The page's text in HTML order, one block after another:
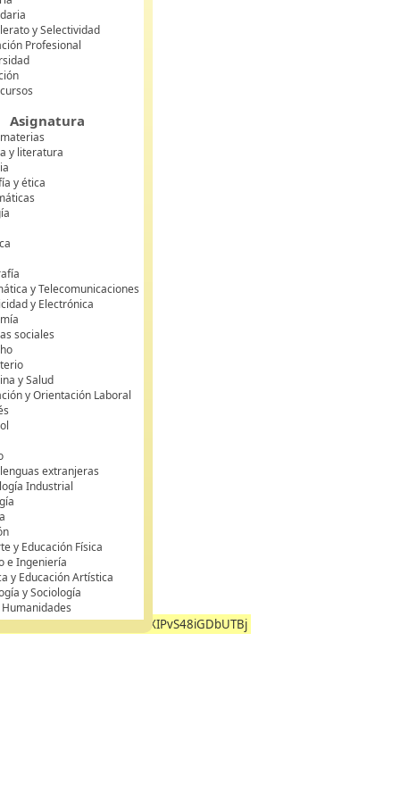
y Selectividad
Profesional
Asignatura
y literatura
y ética
y Telecomunicaciones
y Electrónica
sociales
y Salud
y Orientación Laboral
extranjeras
Industrial
y Educación Física
e Ingeniería
y Educación Artística
y Sociología